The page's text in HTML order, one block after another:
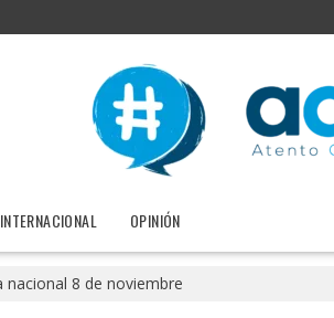
INTERNACIONAL OPINIÓN
nacional 8 de noviembre